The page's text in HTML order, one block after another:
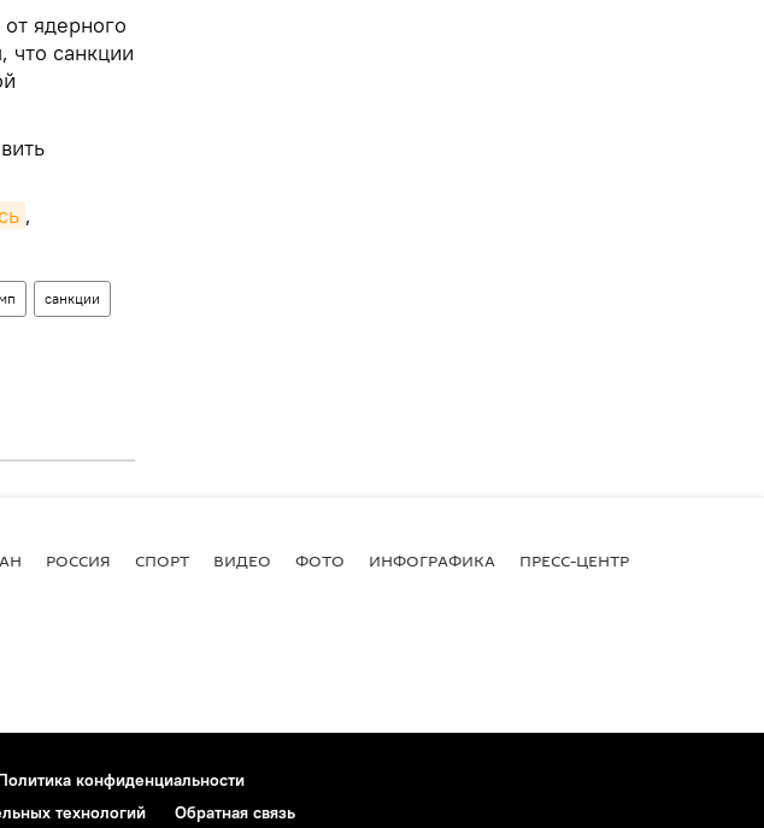
ядерного
что санкции
,
санкции
РОССИЯ СПОРТ ВИДЕО ФОТО ИНФОГРАФИКА ПРЕСС-ЦЕНТР
конфиденциальности
технологий Обратная связь